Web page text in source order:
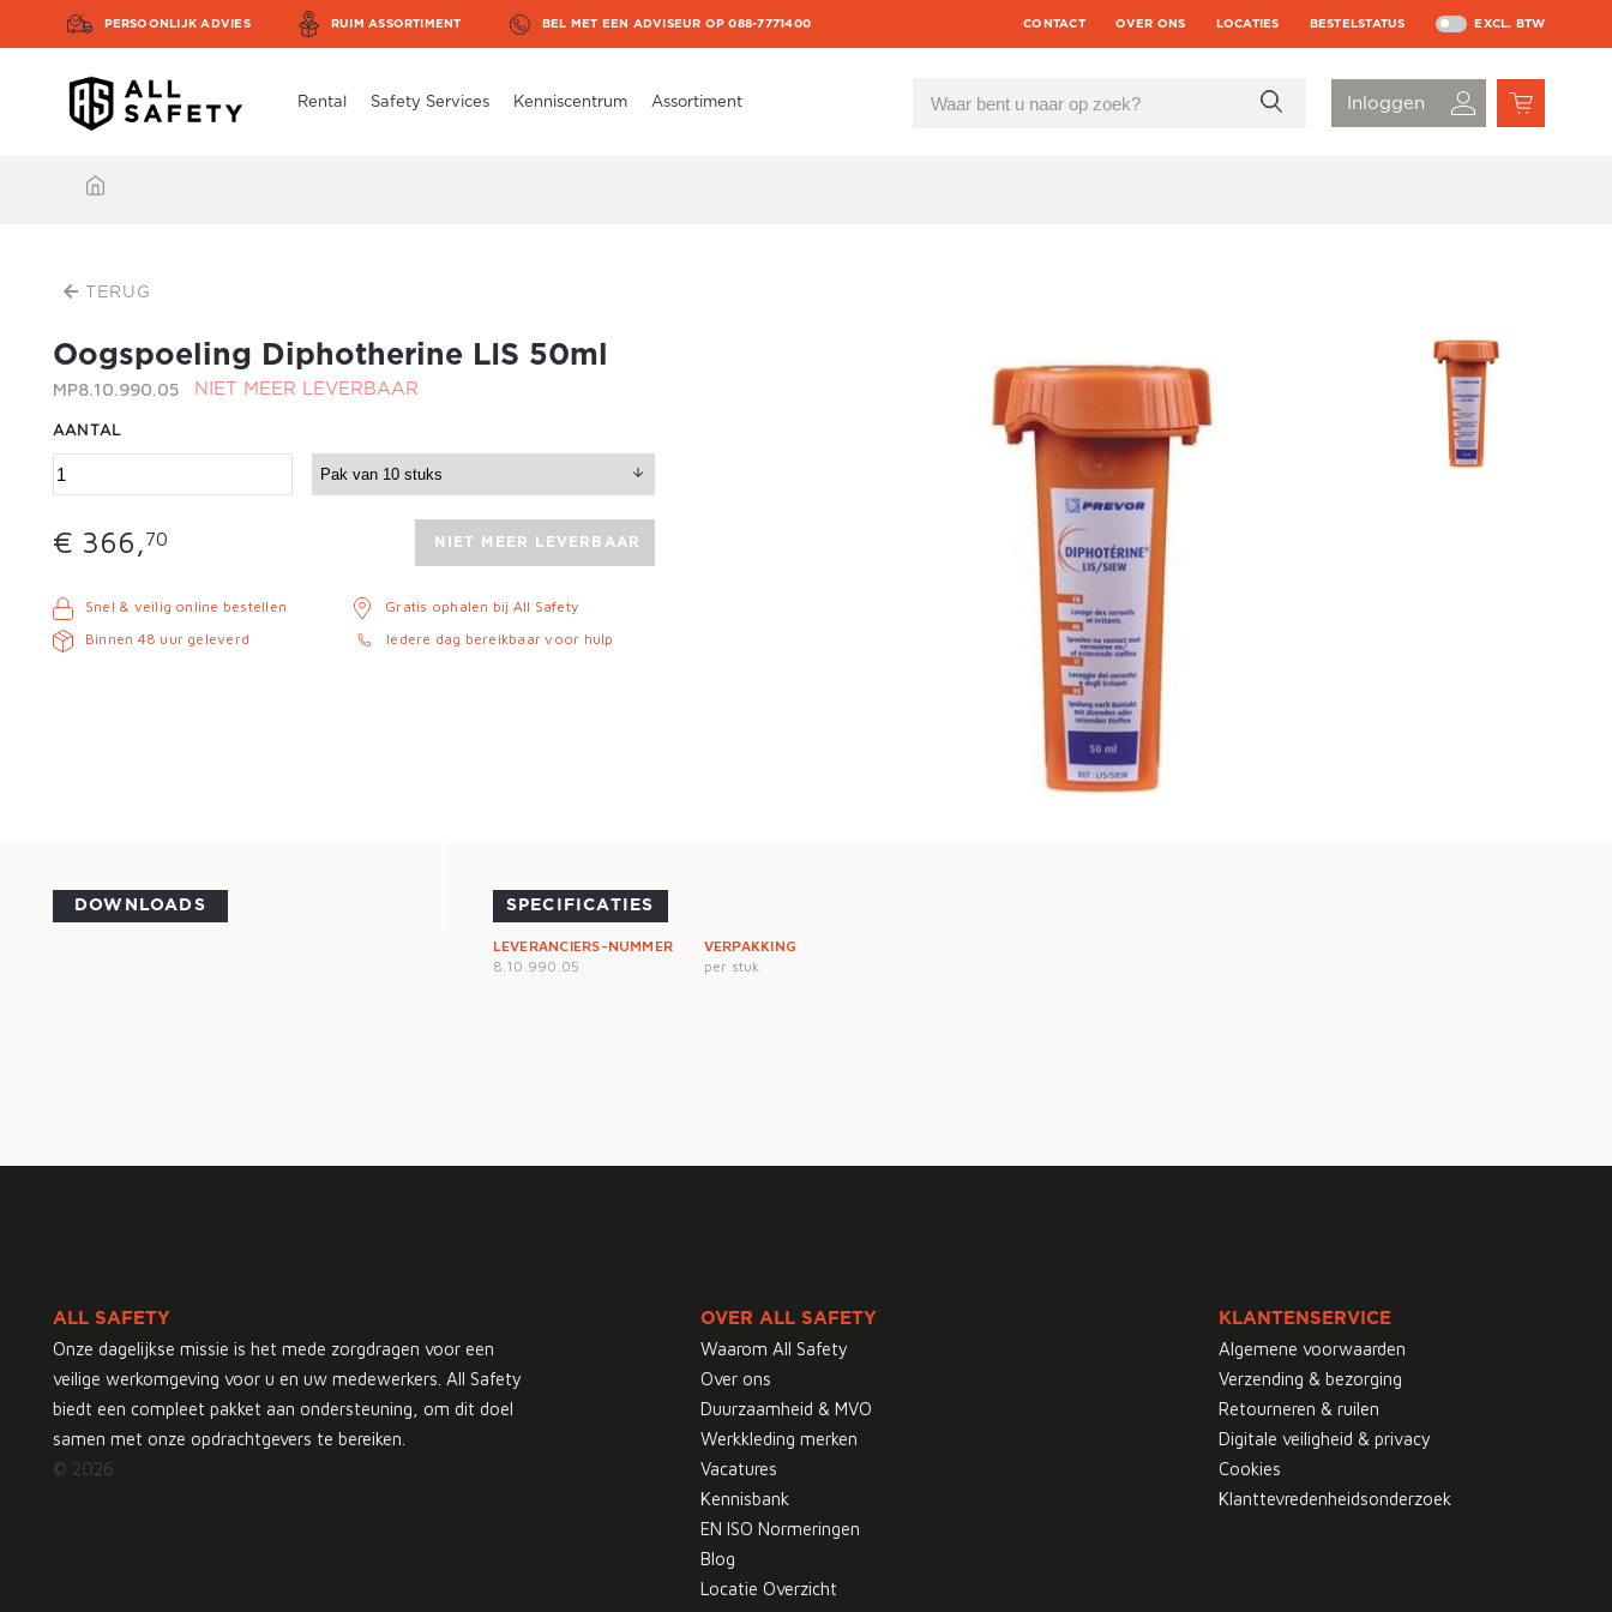
PERSOONLIJK ADVIES RUIM ASSORTIMENT BEL MET EEN ADVISEUR OP 088-7771400 CONTACT OVER ONS LOCATIES BESTELSTATUS EXCL. BTW
Rental Safety Services Kenniscentrum Assortiment
TERUG
Oogspoeling Diphotherine LIS 50ml
MP8.10.990.05 NIET MEER LEVERBAAR
AANTAL
€ 366,70 NIET MEER LEVERBAAR
Snel & veilig online bestellen
Binnen 48 uur geleverd
Gratis ophalen bij All Safety
Iedere dag bereikbaar voor hulp
DOWNLOADS SPECIFICATIES
LEVERANCIERS-NUMMER
8.10.990.05
VERPAKKING
per stuk
ALL SAFETY
Onze dagelijkse missie is het mede zorgdragen voor een
veilige werkomgeving voor u en uw medewerkers. All Safety
biedt een compleet pakket aan ondersteuning, om dit doel
samen met onze opdrachtgevers te bereiken.
© 2026
OVER ALL SAFETY
Waarom All Safety
Over ons
Duurzaamheid & MVO
Werkkleding merken
Vacatures
Kennisbank
EN ISO Normeringen
Blog
Locatie Overzicht
KLANTENSERVICE
Algemene voorwaarden
Verzending & bezorging
Retourneren & ruilen
Digitale veiligheid & privacy
Cookies
Klanttevredenheidsonderzoek